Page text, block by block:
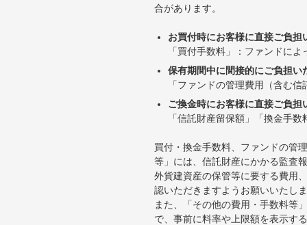
合があります。
お買付時にお客様に直接ご負担
「買付手数料」：ファンドに
保有期間中に間接的にご負担い
「ファンドの管理費用（含む
ご換金時にお客様に直接ご負担
「信託財産留保額」「換金手
買付・換金手数料、ファンドの管
等」には、信託財産にかかる監査
外貨建資産の保管等に要する費用
認いただきますようお願いいたし
また、「その他の費用・手数料等
で、事前に料率や上限額を表示す